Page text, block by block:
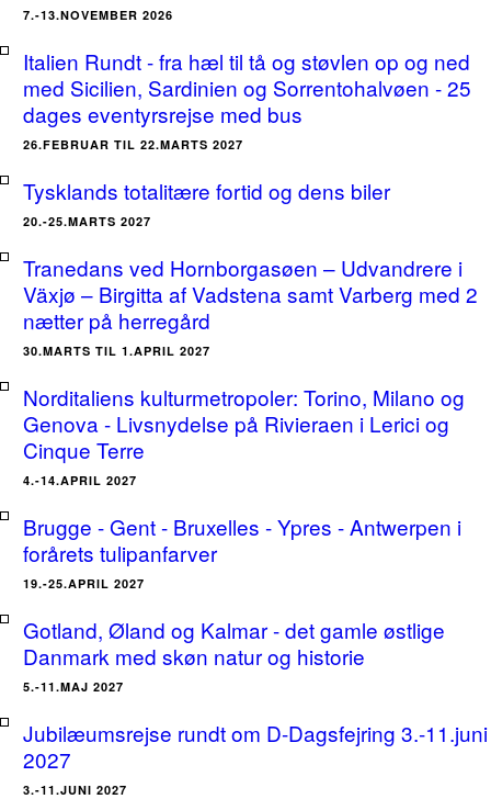
7.-13.NOVEMBER 2026
Italien Rundt - fra hæl til tå og støvlen op og ned
med Sicilien, Sardinien og Sorrentohalvøen - 25
dages eventyrsrejse med bus
26.FEBRUAR TIL 22.MARTS 2027
Tysklands totalitære fortid og dens biler
20.-25.MARTS 2027
Tranedans ved Hornborgasøen – Udvandrere i
Växjø – Birgitta af Vadstena samt Varberg med 2
nætter på herregård
30.MARTS TIL 1.APRIL 2027
Norditaliens kulturmetropoler: Torino, Milano og
Genova - Livsnydelse på Rivieraen i Lerici og
Cinque Terre
4.-14.APRIL 2027
Brugge - Gent - Bruxelles - Ypres - Antwerpen i
forårets tulipanfarver
19.-25.APRIL 2027
Gotland, Øland og Kalmar - det gamle østlige
Danmark med skøn natur og historie
5.-11.MAJ 2027
Jubilæumsrejse rundt om D-Dagsfejring 3.-11.juni
2027
3.-11.JUNI 2027